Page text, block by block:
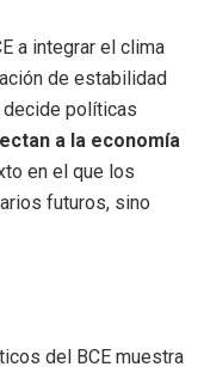
a integrar el clima
de estabilidad
decide políticas
a la economía
en el que los
futuros, sino
del BCE muestra